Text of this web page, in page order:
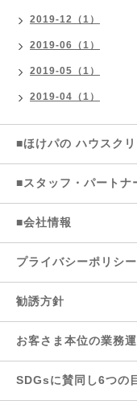
2019-12（1）
2019-06（1）
2019-05（1）
2019-04（1）
■ほけパの ハウスク
■スタッフ・パートナ
■会社情報
プライバシーポリシー
勧誘方針
お客さま本位の業務
SDGsに賛同し6つの